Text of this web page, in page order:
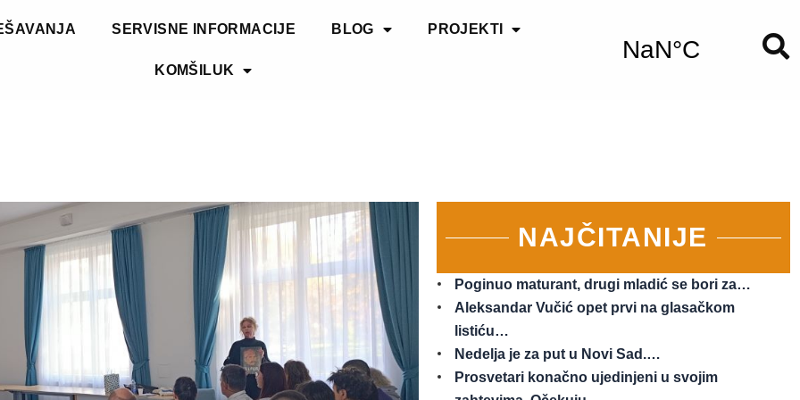
SERVISNE INFORMACIJE BLOG PROJEKTI
KOMŠILUK
NAJČITANIJE
Poginuo maturant, drugi mladić se bori za…
Aleksandar Vučić opet prvi na glasačkom
listiću…
Nedelja je za put u Novi Sad.…
Prosvetari konačno ujedinjeni u svojim